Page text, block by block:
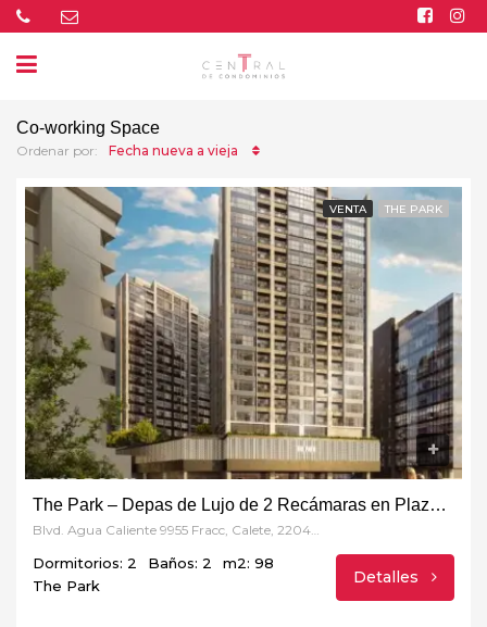
Co-working Space
Ordenar por: Fecha nueva a vieja
VENTA THE PARK
The Park – Depas de Lujo de 2 Recámaras en Plaza Toreo
Blvd. Agua Caliente 9955 Fracc, Calete, 22044 Tijuana, B.C.
Dormitorios: 2 Baños: 2
m2: 98
The Park
Detalles